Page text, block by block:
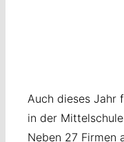
Auch dieses Jahr
in der
Neben 27 Firmen